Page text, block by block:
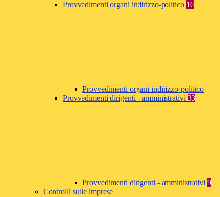
Provvedimenti organi indirizzo-politico 10
Provvedimenti organi indirizzo-politico
Provvedimenti dirigenti - amministrativi 33
Provvedimenti dirigenti - amministrativi 9
Controlli sulle imprese